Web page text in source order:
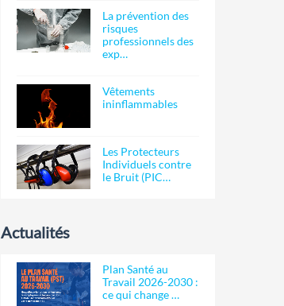
La prévention des
risques
professionnels des
exp…
Vêtements
ininflammables
Les Protecteurs
Individuels contre
le Bruit (PIC…
Actualités
Plan Santé au
Travail 2026-2030 :
ce qui change …